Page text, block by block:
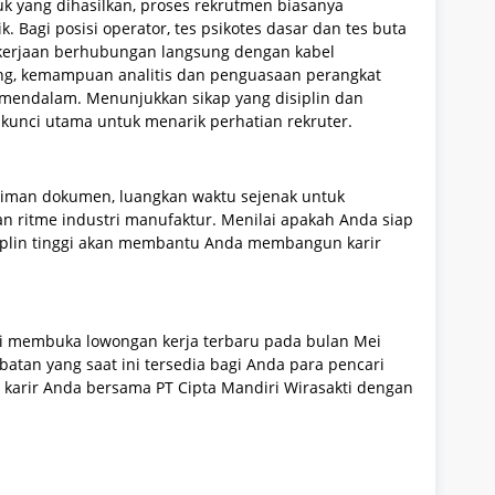
yang dihasilkan, proses rekrutmen biasanya
Bagi posisi operator, tes psikotes dasar dan tes buta
berhubungan langsung dengan kabel
kemampuan analitis dan penguasaan perangkat
Menunjukkan sikap yang disiplin dan
utama untuk menarik perhatian rekruter.
dokumen, luangkan waktu sejenak untuk
ritme industri manufaktur. Menilai apakah Anda siap
tinggi akan membantu Anda membangun karir
lowongan kerja terbaru pada bulan Mei
yang saat ini tersedia bagi Anda para pencari
Anda bersama PT Cipta Mandiri Wirasakti dengan